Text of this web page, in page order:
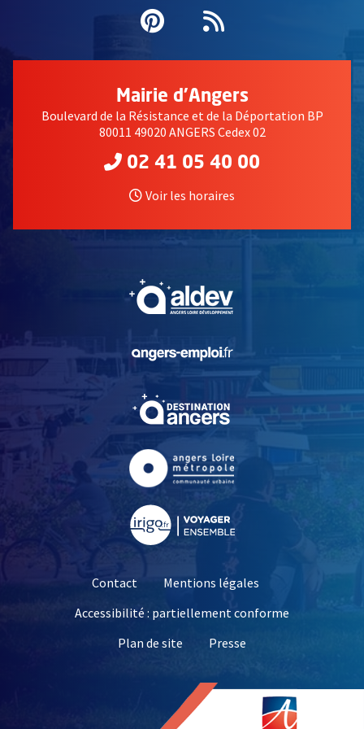
Pinterest
, Ouvre une
Flux RSS
Mairie d'Angers
Boulevard de la Résistance et de la Déportation BP
80011 49020 ANGERS Cedex 02
02 41 05 40 00
Voir les horaires
, Ouvre une nouvelle
, Ouvre une nouvelle
Contact
Mentions légales
Accessibilité : partiellement conforme
Plan de site
Presse